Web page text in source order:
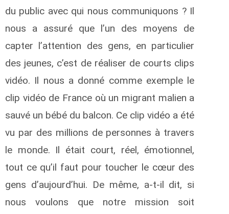
du public avec qui nous communiquons ? Il
nous a assuré que l’un des moyens de
capter l’attention des gens, en particulier
des jeunes, c’est de réaliser de courts clips
vidéo. Il nous a donné comme exemple le
clip vidéo de France où un migrant malien a
sauvé un bébé du balcon. Ce clip vidéo a été
vu par des millions de personnes à travers
le monde. Il était court, réel, émotionnel,
tout ce qu’il faut pour toucher le cœur des
gens d’aujourd’hui. De même, a-t-il dit, si
nous voulons que notre mission soit